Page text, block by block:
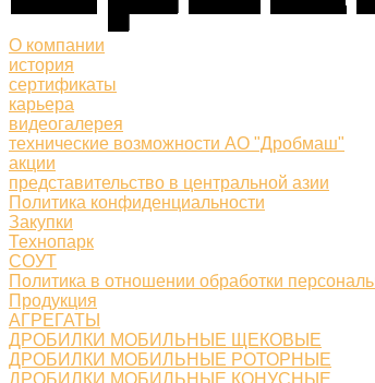
О компании
история
сертификаты
карьера
видеогалерея
технические возможности АО "Дробмаш"
акции
представительство в центральной азии
Политика конфиденциальности
Закупки
Технопарк
СОУТ
Политика в отношении обработки
Продукция
АГРЕГАТЫ
ДРОБИЛКИ МОБИЛЬНЫЕ ЩЕКОВЫЕ
ДРОБИЛКИ МОБИЛЬНЫЕ РОТОРНЫЕ
ДРОБИЛКИ МОБИЛЬНЫЕ КОНУСНЫЕ